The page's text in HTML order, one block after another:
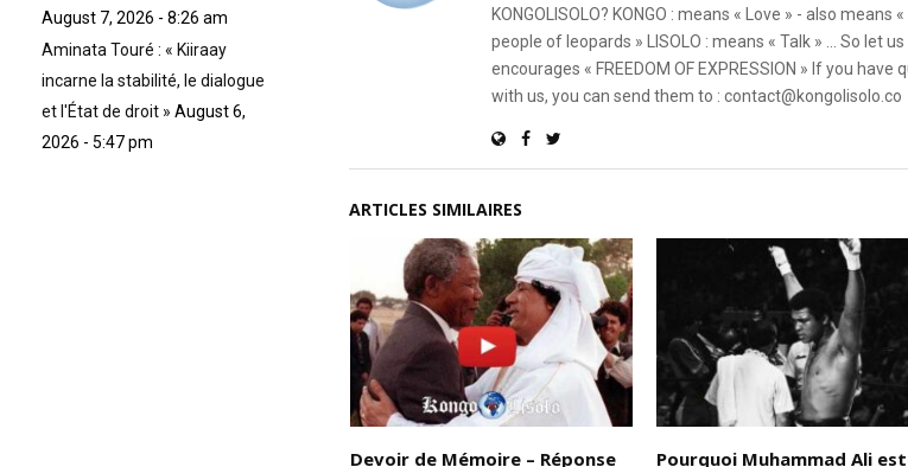
KONGOLISOLO? KONGO : means « Love » - also
people of leopards » LISOLO : means « Talk » ... So let
encourages « FREEDOM OF EXPRESSION » If you
with us, you can send them to : contact@kongolisolo.co
ARTICLES SIMILAIRES
Devoir de Mémoire – Réponse Pourquoi Muhammad Ali
August 7, 2026 - 8:26 am
Aminata Touré : « Kiiraay
incarne la stabilité, le dialogue
et l'État de droit » August 6,
2026 - 5:47 pm